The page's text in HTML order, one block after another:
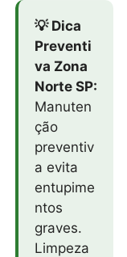
💡 Dica
Preventi
va Zona
Norte SP:
Manuten
ção
preventiv
a evita
entupime
ntos
graves.
Limpeza